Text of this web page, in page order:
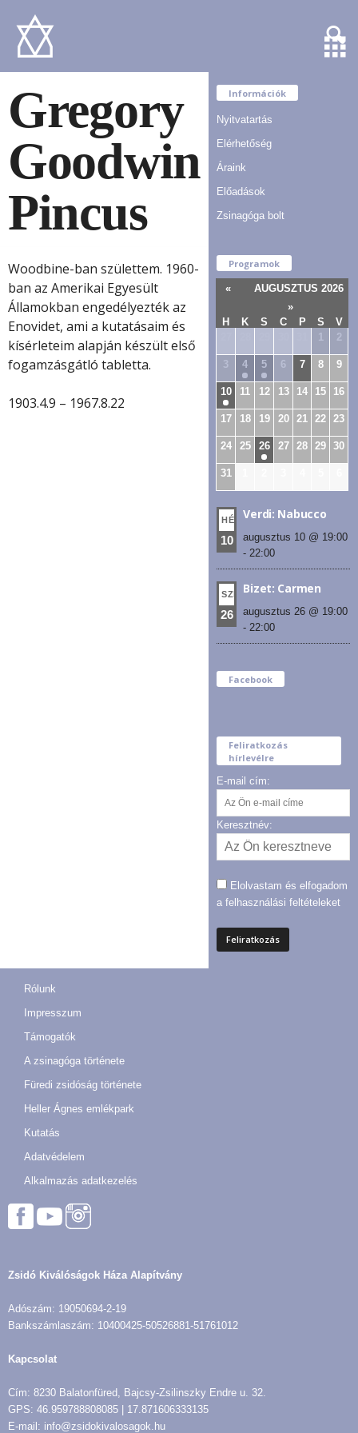
Gregory
Goodwin
Pincus
Woodbine-ban születtem. 1960-
ban az Amerikai Egyesült
Államokban engedélyezték az
Enovidet, ami a kutatásaim és
kísérleteim alapján készült első
fogamzásgátló tabletta.
1903.4.9 – 1967.8.22
Információk
Nyitvatartás
Elérhetőség
Áraink
Előadások
Zsinagóga bolt
Programok
«
AUGUSZTUS 2026
»
H
K S C P S
V
2
3 4 5 6 7 8 9
10 11 12 13 14 15 16
17 18 19 20 21 22 23
24 25 26 27 28 29 30
31
HÉT
10
Verdi: Nabucco
augusztus 10 @ 19:00
- 22:00
SZE
26
Bizet: Carmen
augusztus 26 @ 19:00
- 22:00
Facebook
Feliratkozás
hírlevélre
E-mail cím:
Keresztnév:
Elolvastam és elfogadom
a felhasználási feltételeket
Rólunk
Impresszum
Támogatók
A zsinagóga története
Füredi zsidóság története
Heller Ágnes emlékpark
Kutatás
Adatvédelem
Alkalmazás adatkezelés
Zsidó Kiválóságok Háza Alapítvány
Adószám: 19050694-2-19
Bankszámlaszám: 10400425-50526881-51761012
Kapcsolat
Cím: 8230 Balatonfüred, Bajcsy-Zsilinszky Endre u. 32.
GPS: 46.959788808085 | 17.871606333135
E-mail: info@zsidokivalosagok.hu